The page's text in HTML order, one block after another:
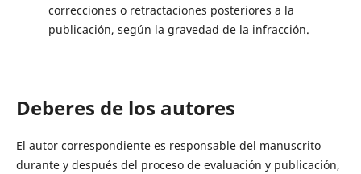
correcciones o retractaciones posteriores a la
publicación, según la gravedad de la infracción.
Deberes de los autores
El autor correspondiente es responsable del manuscrito
durante y después del proceso de evaluación y publicación,